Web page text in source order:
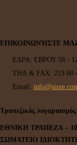
ΕΠΙΚΟΙΝΩΝΉΣΤΕ
ΕΔΡΑ: ΕΒΡΟΥ 58 -
ΤΗΛ & FAX: 213 00
Email:
Τραπεζικός λογαριασμός
ΕΘΝΙΚΗ ΤΡΑΠΕΖΑ –
ΣΩΜΑΤΕΙΟ